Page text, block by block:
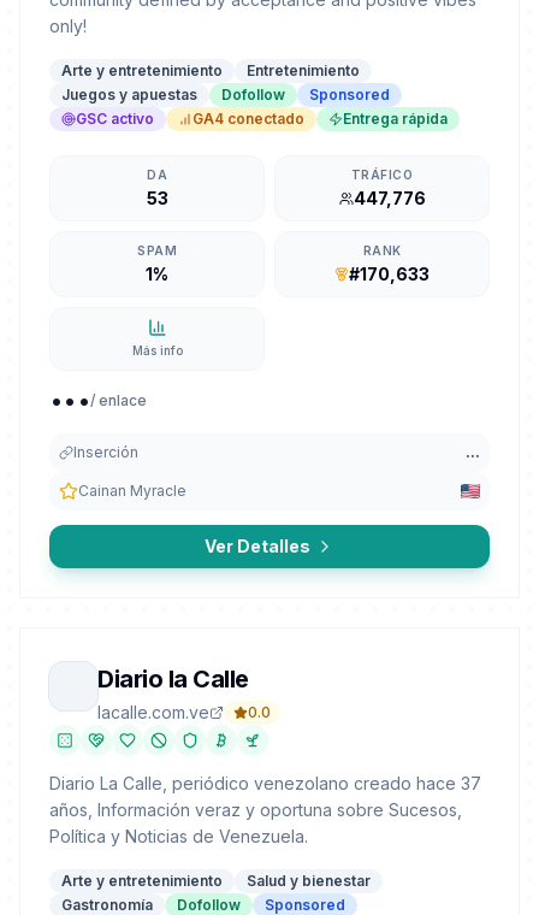
only!
Arte y entretenimiento
Entretenimiento
Juegos y apuestas
Dofollow
Sponsored
GSC activo
GA4 conectado Entrega rápida
DA
53
TRÁFICO
447,776
SPAM
1%
RANK
#170,633
Más info
.../ enlace
Inserción ...
Cainan Myracle
Ver Detalles
Diario la Calle
lacalle.com.ve 0.0
Diario La Calle, periódico venezolano creado hace 37
años, Información veraz y oportuna sobre Sucesos,
Política y Noticias de Venezuela.
Arte y entretenimiento
Salud y bienestar
Gastronomía
Dofollow
Sponsored